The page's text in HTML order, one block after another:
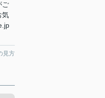
ご
気
見方